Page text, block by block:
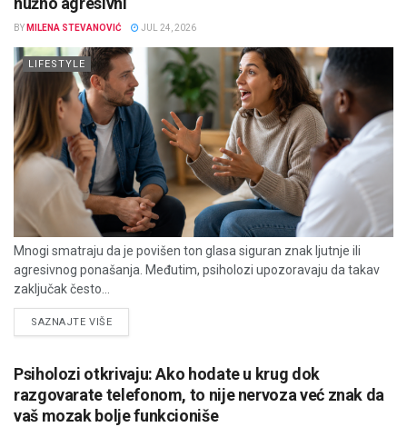
BY MILENA STEVANOVIĆ JUL 24, 2026
LIFESTYLE
Mnogi smatraju da je povišen ton glasa siguran znak ljutnje ili
agresivnog ponašanja. Međutim, psiholozi upozoravaju da takav
zaključak često...
SAZNAJTE VIŠEDETAILS
Psiholozi otkrivaju: Ako hodate u krug dok
razgovarate telefonom, to nije nervoza već znak da
vaš mozak bolje funkcioniše